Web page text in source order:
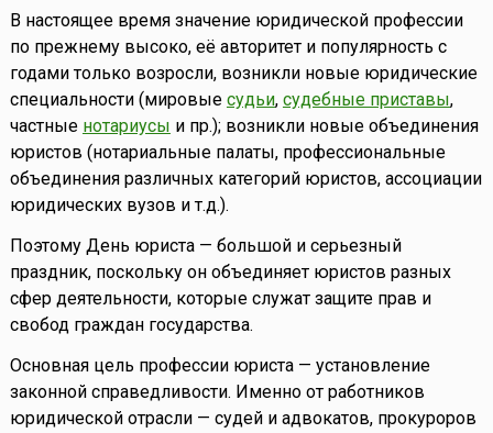
В настоящее время значение юридической профессии
по прежнему высоко, её авторитет и популярность с
годами только возросли, возникли новые юридические
специальности (мировые судьи, судебные приставы,
частные нотариусы и пр.); возникли новые объединения
юристов (нотариальные палаты, профессиональные
объединения различных категорий юристов, ассоциации
юридических вузов и т.д.).
Поэтому День юриста — большой и серьезный
праздник, поскольку он объединяет юристов разных
сфер деятельности, которые служат защите прав и
свобод граждан государства.
Основная цель профессии юриста — установление
законной справедливости. Именно от работников
юридической отрасли — судей и адвокатов, прокуроров